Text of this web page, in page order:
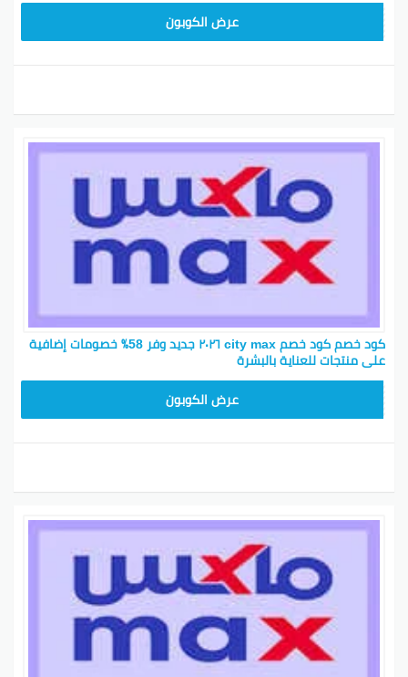
عرض الكوبون
كود خصم كود خصم city max ٢٠٢٦ جديد وفر 58٪ خصومات إضافية
على منتجات للعناية بالبشرة‎
عرض الكوبون